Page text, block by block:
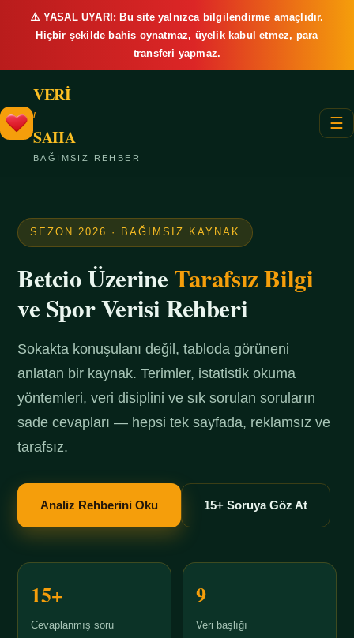
⚠️ YASAL UYARI: Bu site yalnızca bilgilendirme amaçlıdır.
Hiçbir şekilde bahis oynatmaz, üyelik kabul etmez, para
transferi yapmaz.
VERİ
/
SAHA
BAĞIMSIZ REHBER
☰
SEZON 2026 · BAĞIMSIZ KAYNAK
Betcio ÜzerineTarafsız Bilgi
ve Spor Verisi Rehberi
Sokakta konuşulanı değil, tabloda görüneni
anlatan bir kaynak. Terimler, istatistik okuma
yöntemleri, veri disiplini ve sık sorulan soruların
sade cevapları — hepsi tek sayfada, reklamsız ve
tarafsız.
Analiz Rehberini Oku 15+ Soruya Göz At
15+
Cevaplanmış soru
9
Veri başlığı